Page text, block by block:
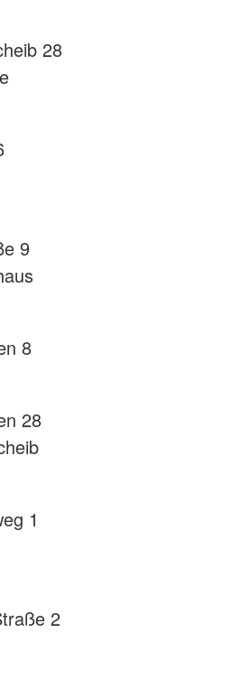
28
9
8
28
1
2